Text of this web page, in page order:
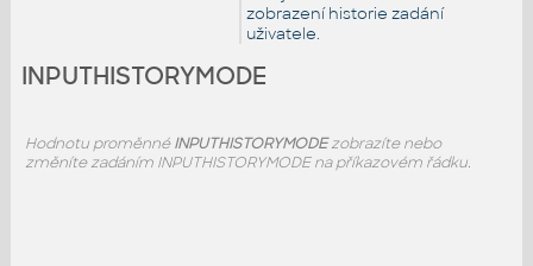
zobrazení historie zadání
uživatele.
INPUTHISTORYMODE
Hodnotu proměnnéINPUTHISTORYMODEzobrazíte nebo
změníte zadáním INPUTHISTORYMODE na příkazovém řádku.